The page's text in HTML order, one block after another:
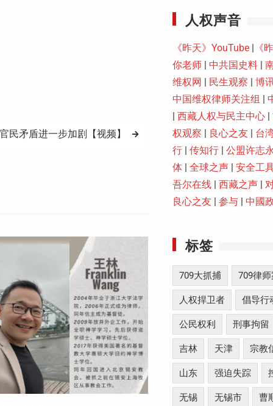
民矛盾进一步加剧【视频】
人权声音
《昨天》YouTube | 《
你老师 | 中共国史料 |
维权网 | 民生观察 | 博
中国维权律师关注组 |
| 西藏人权与民主中心 |
权观察 | 良心之友 | 台
行 | 传知行 | 公盟许志永
体 | 全球之声 | 安全工
吾尔在线 | 西藏之声 |
良心之友 | 参与 | 中國
标签
709大抓捕 709律师
人权捍卫者 倡导行
公民权利 刑事拘留
吉林 天津 宗教
山东 强迫失踪
无锡 无锡市 曹